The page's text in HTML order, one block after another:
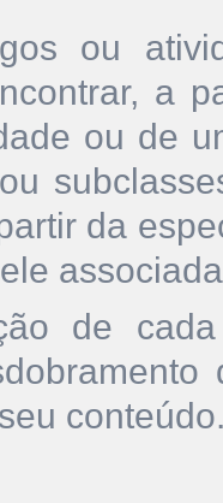
ou
a
ou de
da
de